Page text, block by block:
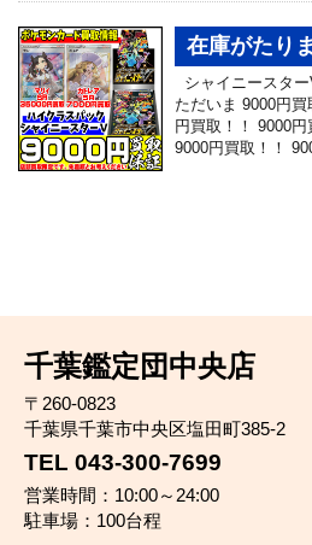
在庫がたり
シャイニースタ
ただいま 9000円
円買取！！ 9000円
9000円買取！！
千葉鑑定団中央店
〒260-0823
千葉県千葉市中央区塩田町385-2
TEL 043-300-7699
営業時間：10:00～24:00
駐車場：100台程